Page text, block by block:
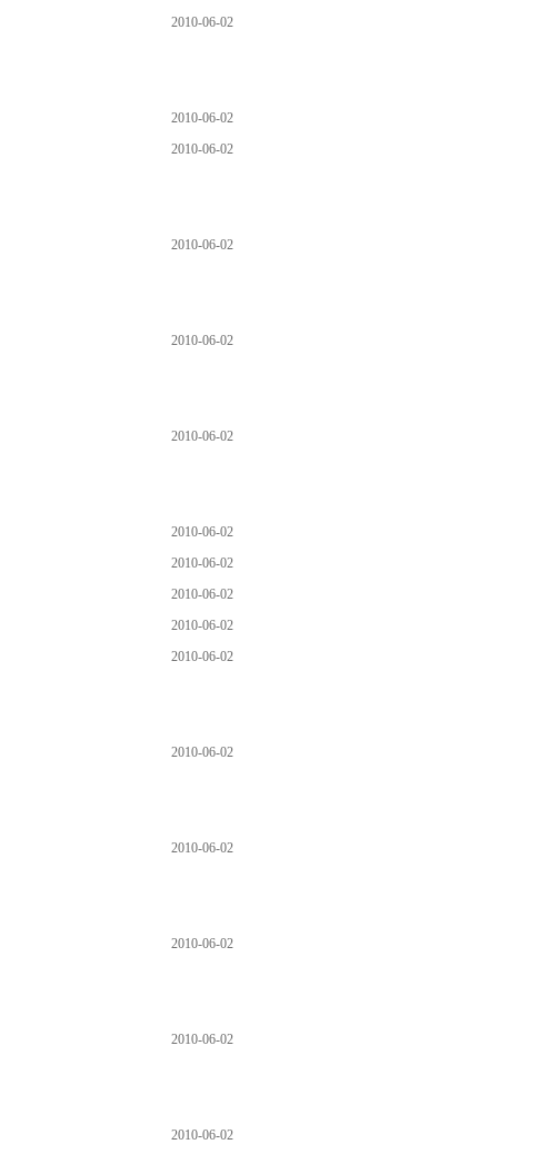
2010-06-02
2010-06-02
2010-06-02
2010-06-02
2010-06-02
2010-06-02
2010-06-02
2010-06-02
2010-06-02
2010-06-02
2010-06-02
2010-06-02
2010-06-02
2010-06-02
2010-06-02
2010-06-02